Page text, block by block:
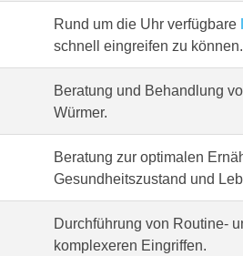
Rund um die Uhr verfügbare
schnell eingreifen zu können.
Beratung und Behandlung
Würmer.
Beratung zur optimalen
Gesundheitszustand und
Durchführung von Routine-
komplexeren Eingriffen.